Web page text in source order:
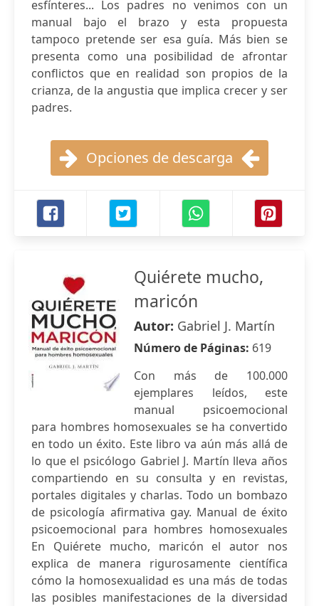
esfínteres... Los padres no venimos con un
manual bajo el brazo y esta propuesta
tampoco pretende ser esa guía. Más bien se
presenta como una posibilidad de afrontar
conflictos que en realidad son propios de la
crianza, de la angustia que implica crecer y ser
padres.
Opciones de descarga
Quiérete mucho,
maricón
Autor: Gabriel J. Martín
Número de Páginas: 619
Con más de 100.000
ejemplares leídos, este
manual psicoemocional
para hombres homosexuales se ha convertido
en todo un éxito. Este libro va aún más allá de
lo que el psicólogo Gabriel J. Martín lleva años
compartiendo en su consulta y en revistas,
portales digitales y charlas. Todo un bombazo
de psicología afirmativa gay. Manual de éxito
psicoemocional para hombres homosexuales
En Quiérete mucho, maricón el autor nos
explica de manera rigurosamente científica
cómo la homosexualidad es una más de todas
las posibles manifestaciones de la diversidad